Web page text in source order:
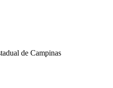
de Campinas